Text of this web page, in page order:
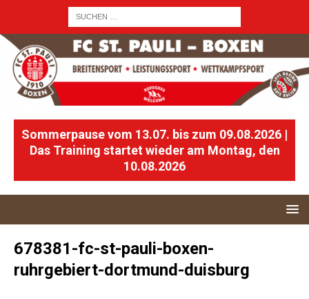
Sommerpause vom 13.07. bis zum 09.08.2026 |
Das Training startet wieder am Montag, den
10.08.2026
678381-fc-st-pauli-boxen-
ruhrgebiert-dortmund-duisburg